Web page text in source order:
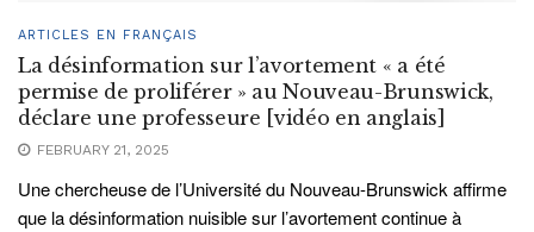
ARTICLES EN FRANÇAIS
La désinformation sur l’avortement « a été
permise de proliférer » au Nouveau-Brunswick,
déclare une professeure [vidéo en anglais]
FEBRUARY 21, 2025
Une chercheuse de l’Université du Nouveau-Brunswick affirme
que la désinformation nuisible sur l’avortement continue à